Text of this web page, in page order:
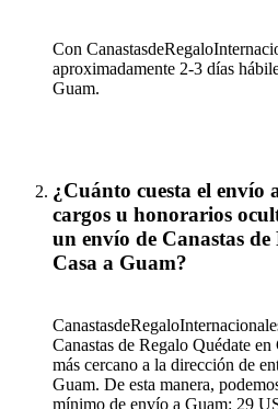
Con
aproximadamente 2-3 días
Guam.
¿Cuánto cuesta el envío
cargos u honorarios
un envío de Canastas de
Casa a Guam?
Canastas de Regalo Quédate
más cercano a la dirección de
Guam. De esta manera,
mínimo de envío a Guam: 29